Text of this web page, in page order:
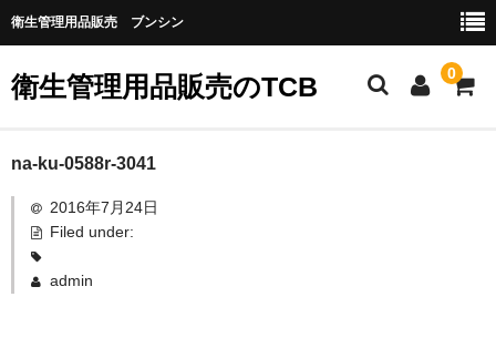
衛生管理用品販売 ブンシン
衛生管理用品販売のTCB 0
お勧め商品
医薬品
na-ku-0588r-3041
2016年7月24日
Filed under:
admin